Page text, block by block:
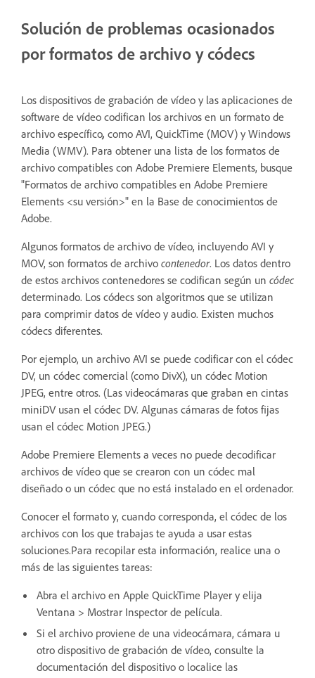
Solución de problemas ocasionados
por formatos de archivo y códecs
Los dispositivos de grabación de vídeo y las aplicaciones de
software de vídeo codifican los archivos en un formato de
archivo específico, como AVI, QuickTime (MOV) y Windows
Media (WMV). Para obtener una lista de los formatos de
archivo compatibles con Adobe Premiere Elements, busque
"Formatos de archivo compatibles en Adobe Premiere
Elements <su versión>" en la Base de conocimientos de
Adobe.
Algunos formatos de archivo de vídeo, incluyendo AVI y
MOV, son formatos de archivo contenedor. Los datos dentro
de estos archivos contenedores se codifican según un códec
determinado. Los códecs son algoritmos que se utilizan
para comprimir datos de vídeo y audio. Existen muchos
códecs diferentes.
Por ejemplo, un archivo AVI se puede codificar con el códec
DV, un códec comercial (como DivX), un códec Motion
JPEG, entre otros. (Las videocámaras que graban en cintas
miniDV usan el códec DV. Algunas cámaras de fotos fijas
usan el códec Motion JPEG.)
Adobe Premiere Elements a veces no puede decodificar
archivos de vídeo que se crearon con un códec mal
diseñado o un códec que no está instalado en el ordenador.
Conocer el formato y, cuando corresponda, el códec de los
archivos con los que trabajas te ayuda a usar estas
soluciones.Para recopilar esta información, realice una o
más de las siguientes tareas:
Abra el archivo en Apple QuickTime Player y elija
Ventana > Mostrar Inspector de película.
Si el archivo proviene de una videocámara, cámara u
otro dispositivo de grabación de vídeo, consulte la
documentación del dispositivo o localice las